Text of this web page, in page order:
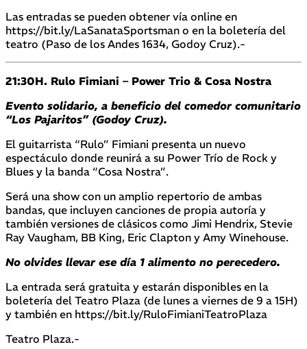
Las entradas se pueden obtener vía online en
https://bit.ly/LaSanataSportsman o en la boletería del
teatro (Paso de los Andes 1634, Godoy Cruz).-
21:30H. Rulo Fimiani – Power Trio & Cosa Nostra
Evento solidario, a beneficio del comedor comunitario
“Los Pajaritos” (Godoy Cruz).
El guitarrista “Rulo” Fimiani presenta un nuevo
espectáculo donde reunirá a su Power Trío de Rock y
Blues y la banda “Cosa Nostra”.
Será una show con un amplio repertorio de ambas
bandas, que incluyen canciones de propia autoría y
también versiones de clásicos como Jimi Hendrix, Stevie
Ray Vaugham, BB King, Eric Clapton y Amy Winehouse.
No olvides llevar ese día 1 alimento no perecedero.
La entrada será gratuita y estarán disponibles en la
boletería del Teatro Plaza (de lunes a viernes de 9 a 15H)
y también en https://bit.ly/RuloFimianiTeatroPlaza
Teatro Plaza.-